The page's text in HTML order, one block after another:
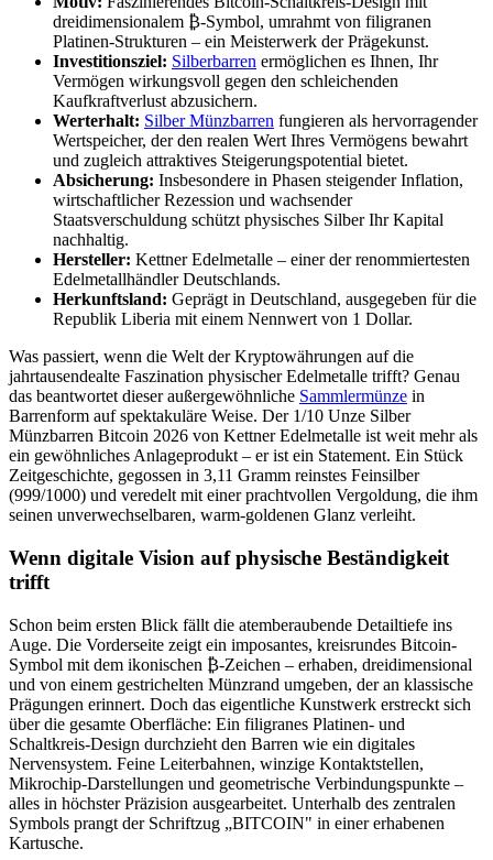
dreidimensionalem ₿-Symbol, umrahmt von filigranen
Platinen-Strukturen – ein Meisterwerk der Prägekunst.
Investitionsziel: Silberbarren ermöglichen es Ihnen, Ihr
Vermögen wirkungsvoll gegen den schleichenden
Kaufkraftverlust abzusichern.
Werterhalt: Silber Münzbarren fungieren als hervorragender
Wertspeicher, der den realen Wert Ihres Vermögens bewahrt
und zugleich attraktives Steigerungspotential bietet.
Absicherung: Insbesondere in Phasen steigender Inflation,
wirtschaftlicher Rezession und wachsender
Staatsverschuldung schützt physisches Silber Ihr Kapital
nachhaltig.
Hersteller: Kettner Edelmetalle – einer der renommiertesten
Edelmetallhändler Deutschlands.
Herkunftsland: Geprägt in Deutschland, ausgegeben für die
Republik Liberia mit einem Nennwert von 1 Dollar.
Was passiert, wenn die Welt der Kryptowährungen auf die
jahrtausendealte Faszination physischer Edelmetalle trifft? Genau
das beantwortet dieser außergewöhnliche Sammlermünze in
Barrenform auf spektakuläre Weise. Der 1/10 Unze Silber
Münzbarren Bitcoin 2026 von Kettner Edelmetalle ist weit mehr als
ein gewöhnliches Anlageprodukt – er ist ein Statement. Ein Stück
Zeitgeschichte, gegossen in 3,11 Gramm reinstes Feinsilber
(999/1000) und veredelt mit einer prachtvollen Vergoldung, die ihm
seinen unverwechselbaren, warm-goldenen Glanz verleiht.
Wenn digitale Vision auf physische Beständigkeit
trifft
Schon beim ersten Blick fällt die atemberaubende Detailtiefe ins
Auge. Die Vorderseite zeigt ein imposantes, kreisrundes Bitcoin-
Symbol mit dem ikonischen ₿-Zeichen – erhaben, dreidimensional
und von einem gestrichelten Münzrand umgeben, der an klassische
Prägungen erinnert. Doch das eigentliche Kunstwerk erstreckt sich
über die gesamte Oberfläche: Ein filigranes Platinen- und
Schaltkreis-Design durchzieht den Barren wie ein digitales
Nervensystem. Feine Leiterbahnen, winzige Kontaktstellen,
Mikrochip-Darstellungen und geometrische Verbindungspunkte –
alles in höchster Präzision ausgearbeitet. Unterhalb des zentralen
Symbols prangt der Schriftzug „BITCOIN" in einer erhabenen
Kartusche.